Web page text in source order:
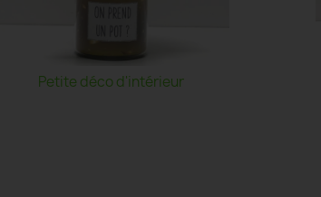
Petite déco d'intérieur